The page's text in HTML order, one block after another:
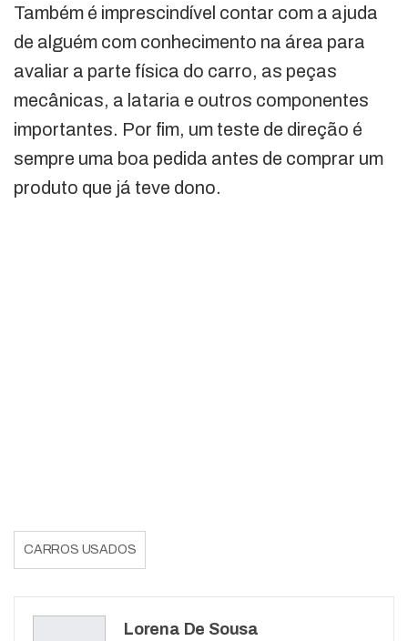
Também é imprescindível contar com a ajuda
de alguém com conhecimento na área para
avaliar a parte física do carro, as peças
mecânicas, a lataria e outros componentes
importantes. Por fim, um teste de direção é
sempre uma boa pedida antes de comprar um
produto que já teve dono.
CARROS USADOS
Lorena De Sousa